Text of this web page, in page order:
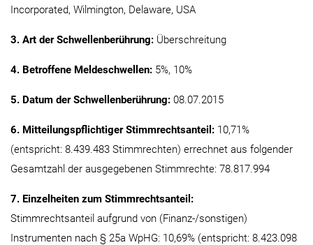
Incorporated, Wilmington, Delaware, USA
3. Art der Schwellenberührung: Überschreitung
4. Betroffene Meldeschwellen: 5%, 10%
5. Datum der Schwellenberührung: 08.07.2015
6. Mitteilungspflichtiger Stimmrechtsanteil: 10,71%
(entspricht: 8.439.483 Stimmrechten) errechnet aus folgender
Gesamtzahl der ausgegebenen Stimmrechte: 78.817.994
7. Einzelheiten zum Stimmrechtsanteil:
Stimmrechtsanteil aufgrund von (Finanz-/sonstigen)
Instrumenten nach § 25a WpHG: 10,69% (entspricht: 8.423.098